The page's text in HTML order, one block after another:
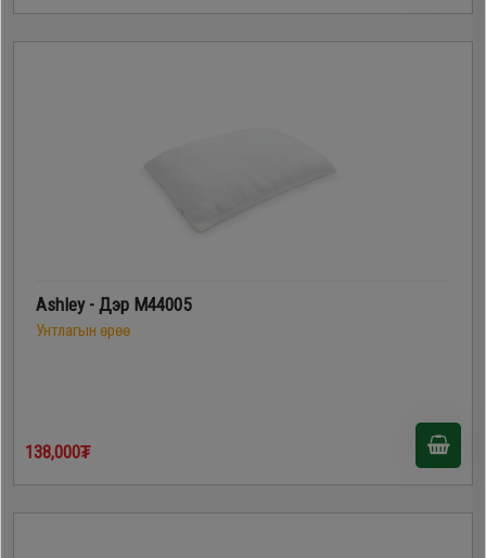
Ashley - Дэр M44005
Унтлагын өрөө
138,000₮